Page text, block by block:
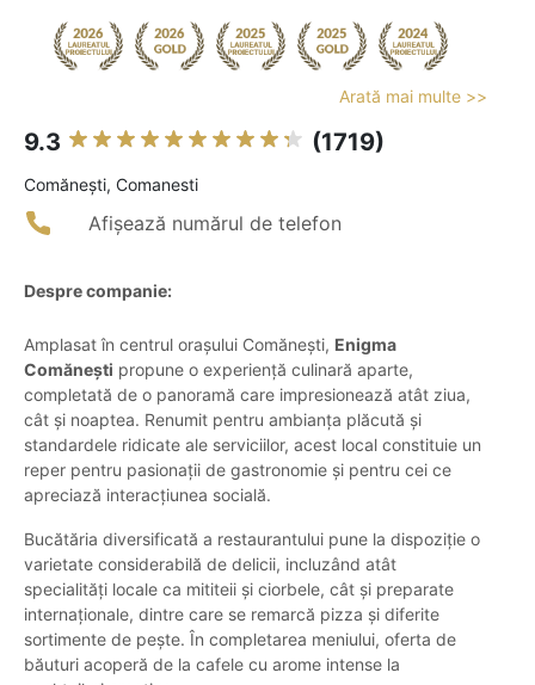
Arată mai multe >>
9.3 (1719)
Comăneşti, Comanesti
Afișează numărul de telefon
Despre companie:
Amplasat în centrul orașului Comănești, Enigma
Comănești propune o experiență culinară aparte,
completată de o panoramă care impresionează atât ziua,
cât și noaptea. Renumit pentru ambianța plăcută și
standardele ridicate ale serviciilor, acest local constituie un
reper pentru pasionații de gastronomie și pentru cei ce
apreciază interacțiunea socială.
Bucătăria diversificată a restaurantului pune la dispoziție o
varietate considerabilă de delicii, incluzând atât
specialități locale ca mititeii și ciorbele, cât și preparate
internaționale, dintre care se remarcă pizza și diferite
sortimente de pește. În completarea meniului, oferta de
băuturi acoperă de la cafele cu arome intense la